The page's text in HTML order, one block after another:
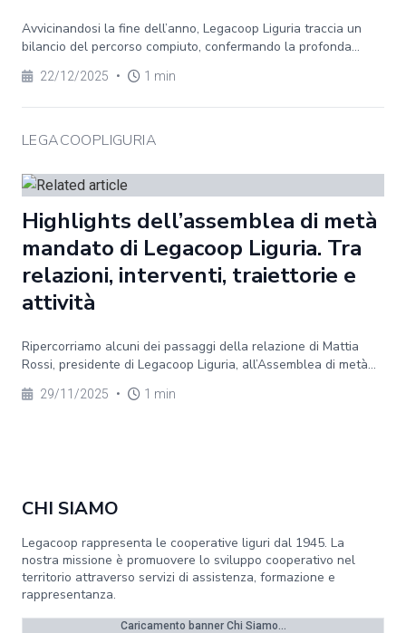
Avvicinandosi la fine dell’anno, Legacoop Liguria traccia un
bilancio del percorso compiuto, confermando la profonda...
22/12/2025 • 1 min
LEGACOOPLIGURIA
Highlights dell’assemblea di metà
mandato di Legacoop Liguria. Tra
relazioni, interventi, traiettorie e
attività
Ripercorriamo alcuni dei passaggi della relazione di Mattia
Rossi, presidente di Legacoop Liguria, all’Assemblea di metà...
29/11/2025 • 1 min
CHI SIAMO
Legacoop rappresenta le cooperative liguri dal 1945. La
nostra missione è promuovere lo sviluppo cooperativo nel
territorio attraverso servizi di assistenza, formazione e
rappresentanza.
Caricamento banner Chi Siamo...